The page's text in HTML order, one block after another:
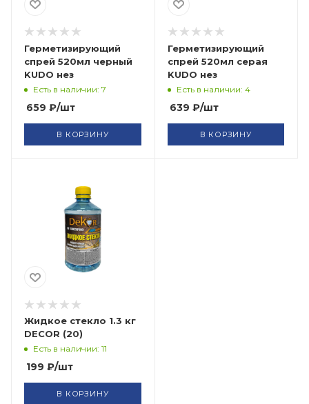
Герметизирующий
спрей 520мл черный
KUDO нез
Есть в наличии: 7
659 ₽/шт
В КОРЗИНУ
Герметизирующий
спрей 520мл серая
KUDO нез
Есть в наличии: 4
639 ₽/шт
В КОРЗИНУ
Жидкое стекло 1.3 кг
DECOR (20)
Есть в наличии: 11
199 ₽/шт
В КОРЗИНУ